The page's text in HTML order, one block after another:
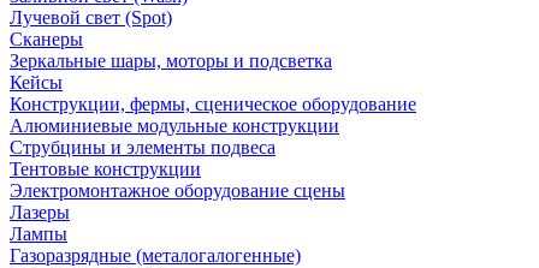
Лучевой свет (Spot)
Сканеры
Зеркальные шары, моторы и подсветка
Кейсы
Конструкции, фермы, сценическое оборудование
Алюминиевые модульные конструкции
Струбцины и элементы подвеса
Тентовые конструкции
Электромонтажное оборудование сцены
Лазеры
Лампы
Газоразрядные (металогалогенные)